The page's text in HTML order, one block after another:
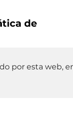
de
Oeste de
por esta web,